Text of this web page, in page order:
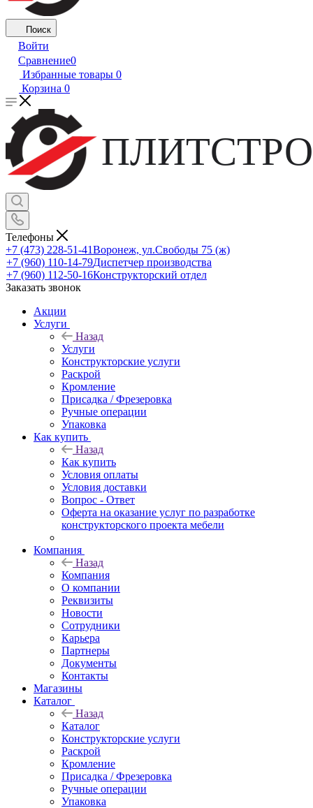
Поиск
Войти
Сравнение0
Избранные товары 0
Корзина 0
Телефоны
+7 (473) 228-51-41Воронеж, ул.Свободы 75 (ж)
+7 (960) 110-14-79Диспетчер производства
+7 (960) 112-50-16Конструкторский отдел
Заказать звонок
Акции
Услуги
Назад
Услуги
Конструкторские услуги
Раскрой
Кромление
Присадка / Фрезеровка
Ручные операции
Упаковка
Как купить
Назад
Как купить
Условия оплаты
Условия доставки
Вопрос - Ответ
Оферта на оказание услуг по разработке
конструкторского проекта мебели
Компания
Назад
Компания
О компании
Реквизиты
Новости
Сотрудники
Карьера
Партнеры
Документы
Контакты
Магазины
Каталог
Назад
Каталог
Конструкторские услуги
Раскрой
Кромление
Присадка / Фрезеровка
Ручные операции
Упаковка